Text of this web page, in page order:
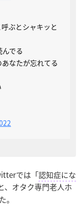
ぶとシャキッと
でる
なたが忘れてる
では「認知症にな
、オタク専門老人ホ
。